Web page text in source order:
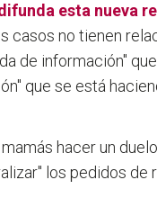
esta nueva
casos no tienen
de información"
que se está
hacer un
los pedidos de